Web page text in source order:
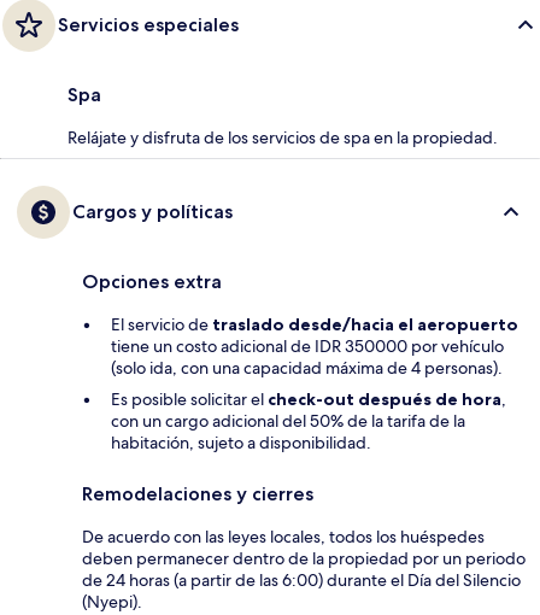
Servicios especiales
Spa
Relájate y disfruta de los servicios de spa en la propiedad.
Cargos y políticas
Opciones extra
El servicio de traslado desde/hacia el aeropuerto
tiene un costo adicional de IDR 350000 por vehículo
(solo ida, con una capacidad máxima de 4 personas).
Es posible solicitar el check-out después de hora,
con un cargo adicional del 50% de la tarifa de la
habitación, sujeto a disponibilidad.
Remodelaciones y cierres
De acuerdo con las leyes locales, todos los huéspedes
deben permanecer dentro de la propiedad por un periodo
de 24 horas (a partir de las 6:00) durante el Día del Silencio
(Nyepi).